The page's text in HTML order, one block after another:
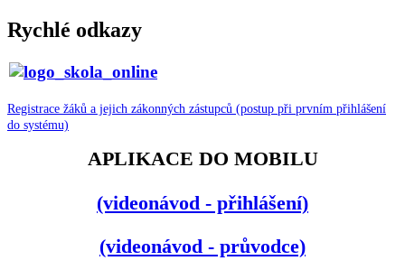
Rychlé odkazy
Registrace žáků a jejich zákonných zástupců (postup při prvním přihlášení
do systému)
APLIKACE DO MOBILU
(videonávod - přihlášení)
(videonávod - průvodce)